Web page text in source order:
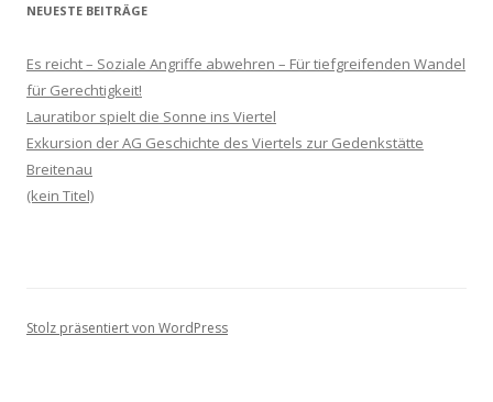
NEUESTE BEITRÄGE
Es reicht – Soziale Angriffe abwehren – Für tiefgreifenden Wandel
für Gerechtigkeit!
Lauratibor spielt die Sonne ins Viertel
Exkursion der AG Geschichte des Viertels zur Gedenkstätte
Breitenau
(kein Titel)
Stolz präsentiert von WordPress